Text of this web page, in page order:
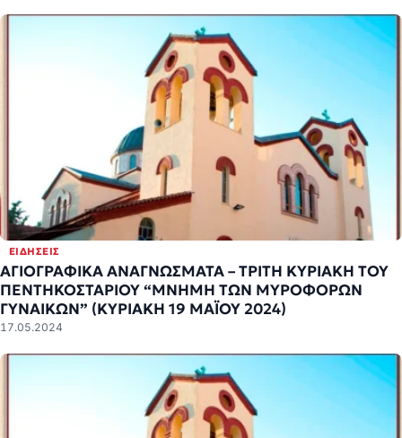
ΕΙΔΉΣΕΙΣ
ΑΓΙΟΓΡΑΦΙΚΑ ΑΝΑΓΝΩΣΜΑΤΑ – ΤΡΙΤΗ ΚΥΡΙΑΚΗ ΤΟΥ
ΠΕΝΤΗΚΟΣΤΑΡΙΟΥ “ΜΝΗΜΗ ΤΩΝ ΜΥΡΟΦΟΡΩΝ
ΓΥΝΑΙΚΩΝ” (ΚΥΡΙΑΚΗ 19 ΜΑΪΟΥ 2024)
17.05.2024